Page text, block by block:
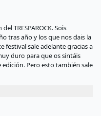
TRESPAROCK. Sois
tras año y los que nos dais la
festival sale adelante gracias a
duro para que os sintáis
Pero esto también sale